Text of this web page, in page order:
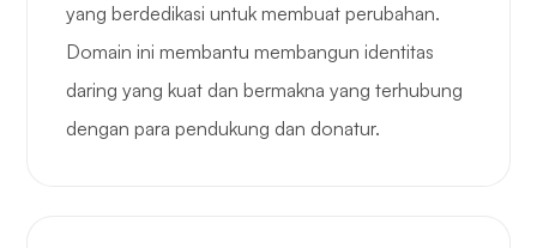
yang berdedikasi untuk membuat perubahan.
Domain ini membantu membangun identitas
daring yang kuat dan bermakna yang terhubung
dengan para pendukung dan donatur.